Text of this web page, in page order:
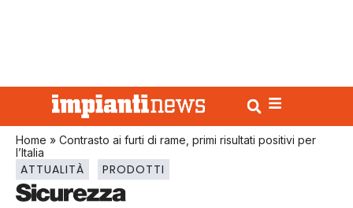
Home » Contrasto ai furti di rame, primi risultati positivi per
l’Italia
ATTUALITÀ PRODOTTI